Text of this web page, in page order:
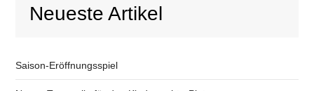
Neueste Artikel
Saison-Eröffnungsspiel